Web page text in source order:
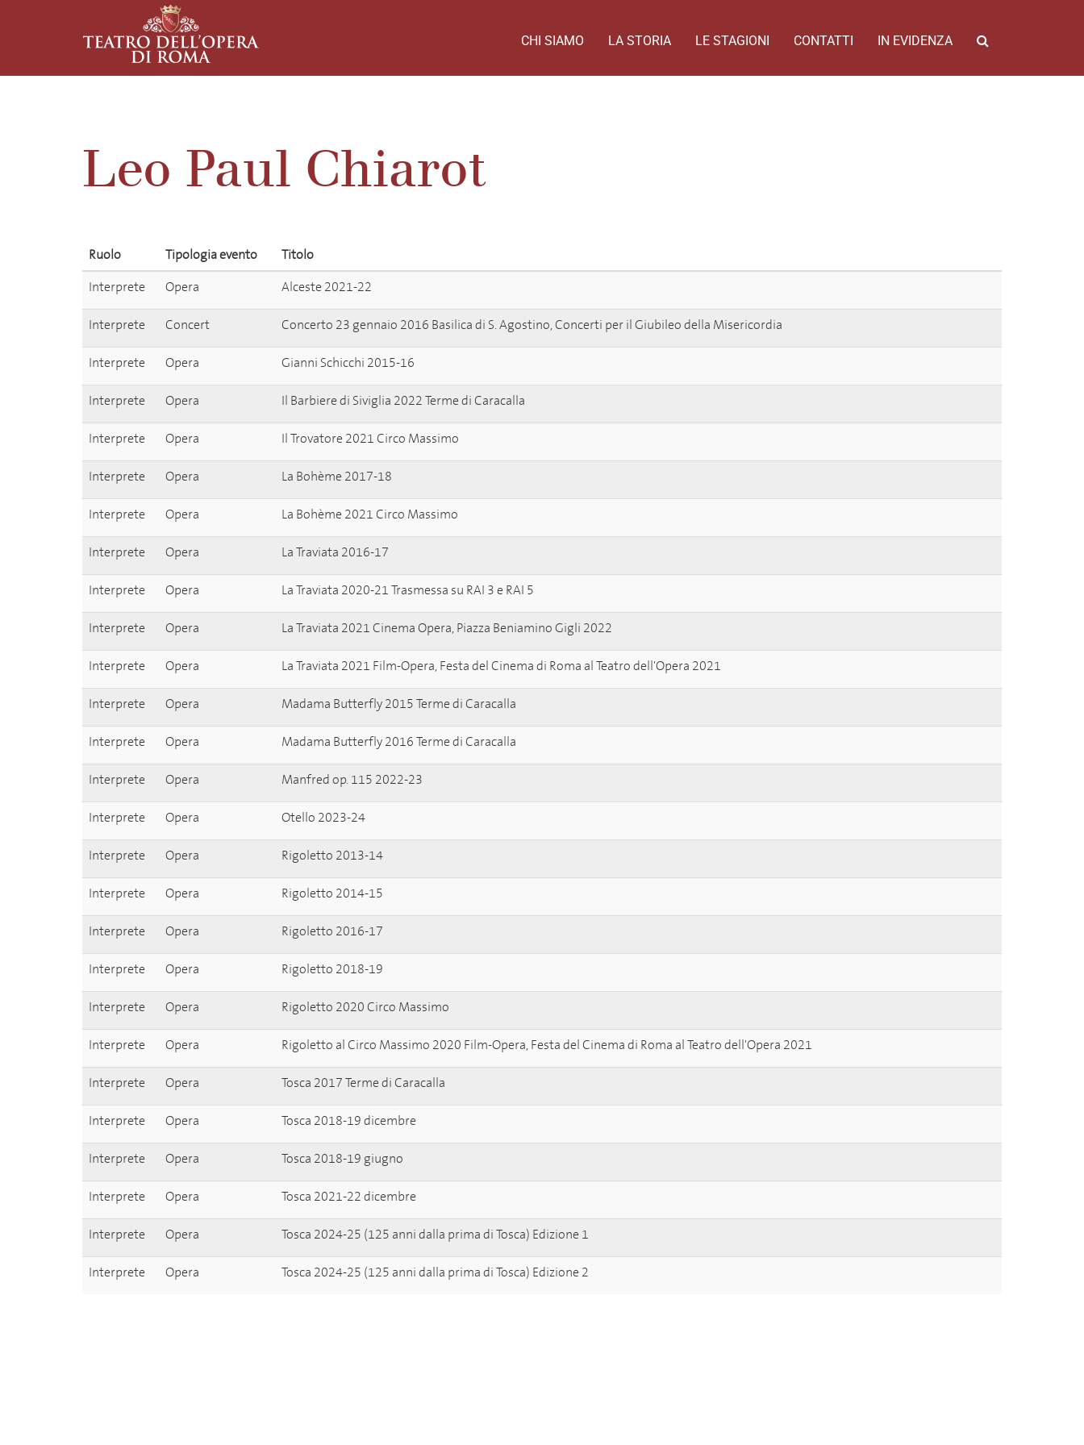
CHI SIAMO LA STORIA LE STAGIONI CONTATTI IN EVIDENZA
Leo Paul Chiarot
Ruolo Tipologia evento
Titolo
Interprete
Opera Alceste 2021-22
Interprete Concert Concerto 23 gennaio 2016 Basilica di S. Agostino, Concerti per il Giubileo della Misericordia
Interprete Opera Gianni Schicchi 2015-16
Interprete Opera Il Barbiere di Siviglia 2022 Terme di Caracalla
Interprete Opera Il Trovatore 2021 Circo Massimo
Interprete Opera La Bohème 2017-18
Interprete Opera La Bohème 2021 Circo Massimo
Interprete Opera La Traviata 2016-17
Interprete Opera La Traviata 2020-21 Trasmessa su RAI 3 e RAI 5
Interprete Opera La Traviata 2021 Cinema Opera, Piazza Beniamino Gigli 2022
Interprete Opera La Traviata 2021 Film-Opera, Festa del Cinema di Roma al Teatro dell'Opera 2021
Interprete Opera Madama Butterfly 2015 Terme di Caracalla
Interprete Opera Madama Butterfly 2016 Terme di Caracalla
Interprete Opera Manfred op. 115 2022-23
Interprete Opera Otello 2023-24
Interprete Opera Rigoletto 2013-14
Interprete Opera Rigoletto 2014-15
Interprete Opera Rigoletto 2016-17
Interprete Opera Rigoletto 2018-19
Interprete Opera Rigoletto 2020 Circo Massimo
Interprete Opera Rigoletto al Circo Massimo 2020 Film-Opera, Festa del Cinema di Roma al Teatro dell'Opera 2021
Interprete Opera Tosca 2017 Terme di Caracalla
Interprete Opera Tosca 2018-19 dicembre
Interprete Opera Tosca 2018-19 giugno
Interprete Opera Tosca 2021-22 dicembre
Interprete Opera Tosca 2024-25 (125 anni dalla prima di Tosca) Edizione 1
Interprete Opera Tosca 2024-25 (125 anni dalla prima di Tosca) Edizione 2